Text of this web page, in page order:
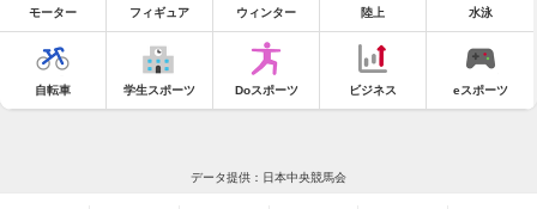
モーター フィギュア ウィンター 陸上 水泳
自転車 学生スポーツ Doスポーツ ビジネス eスポーツ
データ提供：日本中央競馬会